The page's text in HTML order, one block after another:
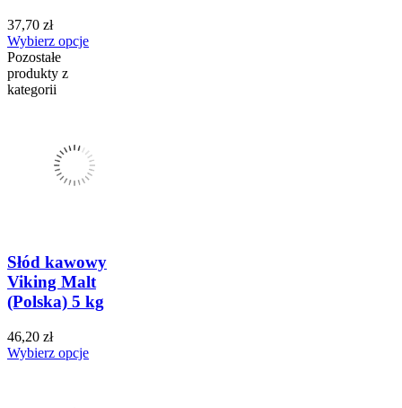
37,70 zł
Wybierz opcje
Pozostałe
produkty z
kategorii
Słód kawowy
Viking Malt
(Polska) 5 kg
46,20 zł
Wybierz opcje